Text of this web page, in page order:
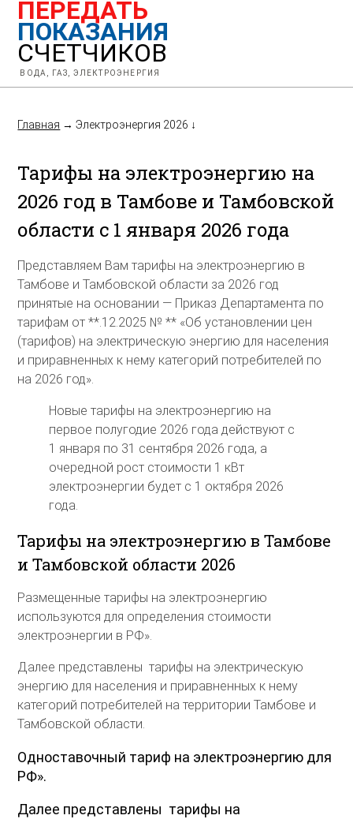
ПЕРЕДАТЬ
ПОКАЗАНИЯ
СЧЕТЧИКОВ
ВОДА, ГАЗ, ЭЛЕКТРОЭНЕРГИЯ
Главная →Электроэнергия 2026 ↓
Тарифы на электроэнергию на
2026 год в Тамбове и Тамбовской
области с 1 января 2026 года
Представляем Вам тарифы на электроэнергию в
Тамбове и Тамбовской области за 2026 год
принятые на основании — Приказ Департамента по
тарифам от **.12.2025 № ** «Об установлении цен
(тарифов) на электрическую энергию для населения
и приравненных к нему категорий потребителей по
на 2026 год».
Новые тарифы на электроэнергию на
первое полугодие 2026 года действуют с
1 января по 31 сентября 2026 года, а
очередной рост стоимости 1 кВт
электроэнергии будет с 1 октября 2026
года.
Тарифы на электроэнергию в Тамбове
и Тамбовской области 2026
Размещенные тарифы на электроэнергию
используются для определения стоимости
электроэнергии в РФ».
Далее представлены тарифы на электрическую
энергию для населения и приравненных к нему
категорий потребителей на территории Тамбове и
Тамбовской области.
Одноставочный тариф на электроэнергию для
РФ».
Далее представлены тарифы на